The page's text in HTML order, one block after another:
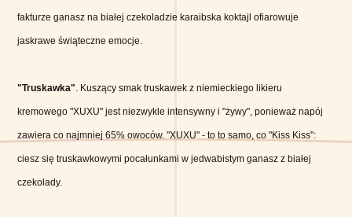
fakturze ganasz na białej czekoladzie karaibska koktajl ofiarowuje
jaskrawe świąteczne emocje.
"Truskawka" . Kuszący smak truskawek z niemieckiego likieru
kremowego "XUXU" jest niezwykle intensywny i "żywy", ponieważ napój
zawiera co najmniej 65% owoców. "XUXU" - to to samo, co "Kiss Kiss":
ciesz się truskawkowymi pocałunkami w jedwabistym ganasz z białej
czekolady.